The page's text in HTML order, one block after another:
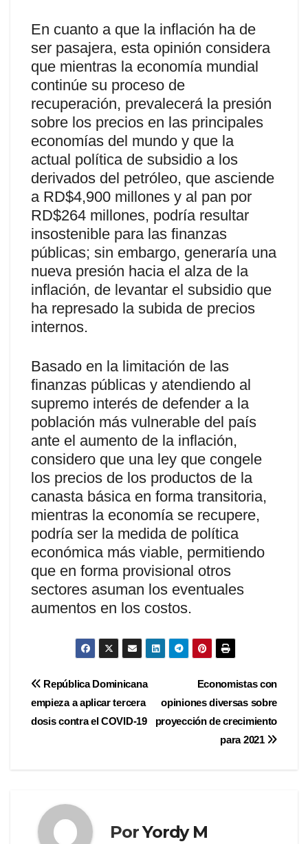
En cuanto a que la inflación ha de
ser pasajera, esta opinión considera
que mientras la economía mundial
continúe su proceso de
recuperación, prevalecerá la presión
sobre los precios en las principales
economías del mundo y que la
actual política de subsidio a los
derivados del petróleo, que asciende
a RD$4,900 millones y al pan por
RD$264 millones, podría resultar
insostenible para las finanzas
públicas; sin embargo, generaría una
nueva presión hacia el alza de la
inflación, de levantar el subsidio que
ha represado la subida de precios
internos.
Basado en la limitación de las
finanzas públicas y atendiendo al
supremo interés de defender a la
población más vulnerable del país
ante el aumento de la inflación,
considero que una ley que congele
los precios de los productos de la
canasta básica en forma transitoria,
mientras la economía se recupere,
podría ser la medida de política
económica más viable, permitiendo
que en forma provisional otros
sectores asuman los eventuales
aumentos en los costos.
Navegación
de
Economistas con
opiniones diversas sobre
proyección de crecimiento
para 2021
República Dominicana
empieza a aplicar tercera
dosis contra el COVID-19
PorYordy M